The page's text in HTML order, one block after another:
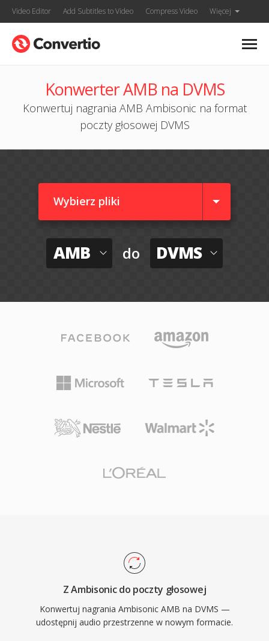
Video Editor Add Subtitles to Video Compress Video Więcej
Konwerter AMB na DVMS
Konwertuj nagrania AMB Ambisonic na format
poczty głosowej DVMS
Wybierz pliki
AMB do DVMS
Z Ambisonic do poczty głosowej
Konwertuj nagrania Ambisonic AMB na DVMS —
udostępnij audio przestrzenne w nowym formacie.